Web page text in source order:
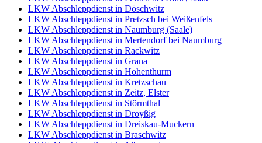
LKW Abschleppdienst in Döschwitz
LKW Abschleppdienst in Pretzsch bei Weißenfels
LKW Abschleppdienst in Naumburg (Saale)
LKW Abschleppdienst in Mertendorf bei Naumburg
LKW Abschleppdienst in Rackwitz
LKW Abschleppdienst in Grana
LKW Abschleppdienst in Hohenthurm
LKW Abschleppdienst in Kretzschau
LKW Abschleppdienst in Zeitz, Elster
LKW Abschleppdienst in Störmthal
LKW Abschleppdienst in Droyßig
LKW Abschleppdienst in Dreiskau-Muckern
LKW Abschleppdienst in Braschwitz